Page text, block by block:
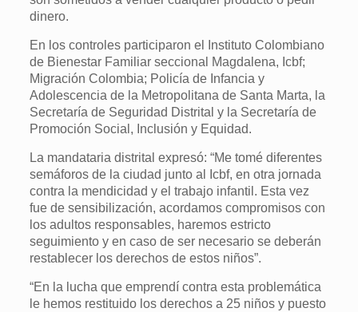
dinero.
En los controles participaron el Instituto Colombiano
de Bienestar Familiar seccional Magdalena, Icbf;
Migración Colombia; Policía de Infancia y
Adolescencia de la Metropolitana de Santa Marta, la
Secretaría de Seguridad Distrital y la Secretaría de
Promoción Social, Inclusión y Equidad.
La mandataria distrital expresó: “Me tomé diferentes
semáforos de la ciudad junto al Icbf, en otra jornada
contra la mendicidad y el trabajo infantil. Esta vez
fue de sensibilización, acordamos compromisos con
los adultos responsables, haremos estricto
seguimiento y en caso de ser necesario se deberán
restablecer los derechos de estos niños”.
“En la lucha que emprendí contra esta problemática
le hemos restituido los derechos a 25 niños y puesto